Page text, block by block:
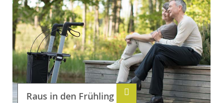
Raus in den Frühling